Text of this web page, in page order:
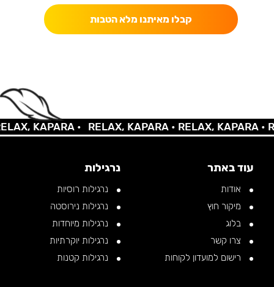
קבלו מאיתנו מלא הטבות
KAPARA • RELAX, KAPARA •RELAX, KAPARA •
עוד באתר
אודות
מיקור חוץ
בלוג
צרו קשר
רישום למועדון לקוחות
נרגילות
נרגילות רוסיות
נרגילות נירוסטה
נרגילות מיוחדות
נרגילות יוקרתיות
נרגילות קטנות